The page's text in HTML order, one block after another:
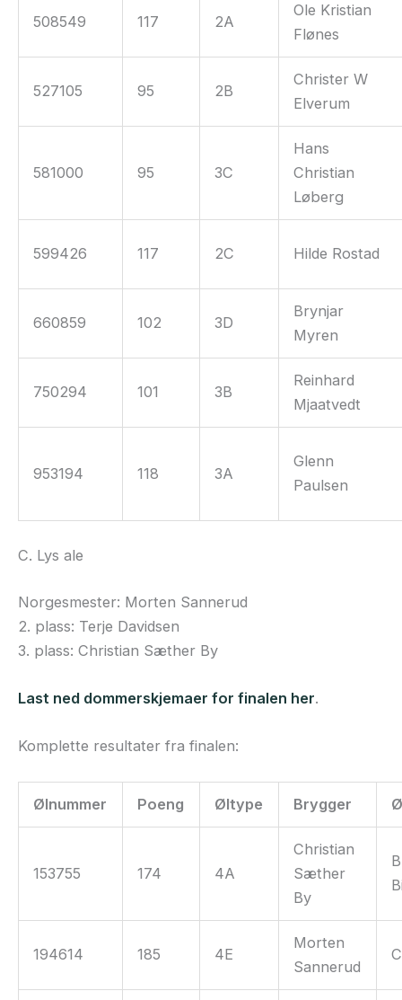
508549 117 2A
Ole Kristian
Flønes
527105 95 2B
Christer W
Elverum
581000 95 3C
Hans
Christian
Løberg
599426 117 2C Hilde Rostad
660859 102 3D
Brynjar
Myren
750294 101 3B
Reinhard
Mjaatvedt
953194 118 3A
Glenn
Paulsen
C. Lys ale
Norgesmester: Morten Sannerud
2. plass: Terje Davidsen
3. plass: Christian Sæther By
Last ned dommerskjemaer for finalen her.
Komplette resultater fra finalen:
Ølnummer Poeng Øltype Brygger
153755 174 4A
Christian
Sæther
By
194614 185 4E
Morten
Sannerud